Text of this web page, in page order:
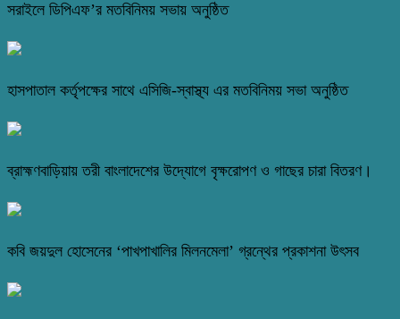
সরাইলে ডিপিএফ’র মতবিনিময় সভায় অনুষ্ঠিত
হাসপাতাল কর্তৃপক্ষের সাথে এসিজি-স্বাস্থ্য এর মতবিনিময় সভা অনুষ্ঠিত
ব্রাহ্মণবাড়িয়ায় তরী বাংলাদেশের উদ্যোগে বৃক্ষরোপণ ও গাছের চারা বিতরণ।
কবি জয়দুল হোসেনের ‘পাখপাখালির মিলনমেলা’ গ্রন্থের প্রকাশনা উৎসব